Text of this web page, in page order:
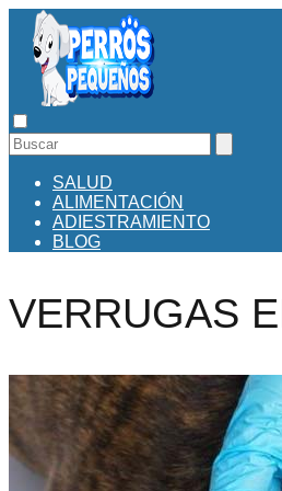
SALUD
ALIMENTACIÓN
ADIESTRAMIENTO
BLOG
VERRUGAS